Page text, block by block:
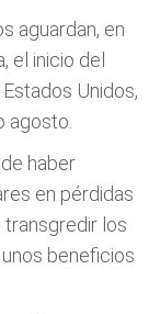
aguardan, en
el inicio del
Unidos,
agosto.
haber
en pérdidas
transgredir los
beneficios